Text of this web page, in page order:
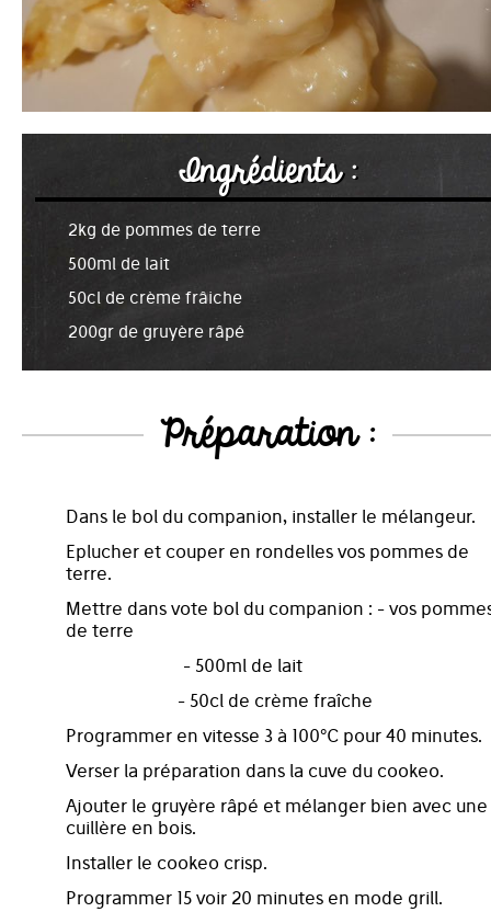
Ingrédients :
2kg de pommes de terre
500ml de lait
50cl de crème frâiche
200gr de gruyère râpé
Préparation :
Dans le bol du companion, installer le mélangeur.
Eplucher et couper en rondelles vos pommes de
terre.
Mettre dans vote bol du companion : - vos
de terre
- 500ml de lait
- 50cl de crème fraîche
Programmer en vitesse 3 à 100°C pour 40 minutes.
Verser la préparation dans la cuve du cookeo.
Ajouter le gruyère râpé et mélanger bien avec une
cuillère en bois.
Installer le cookeo crisp.
Programmer 15 voir 20 minutes en mode grill.